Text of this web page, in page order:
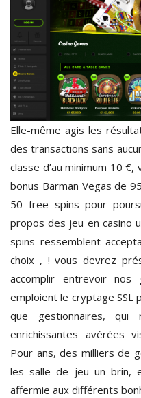
Elle-même agis les
des transactions sans
classe d’au minimum 10
bonus Barman Vegas de
50 free spins pour
propos des jeu en casino
spins ressemblent
choix , ! vous devrez
accomplir entrevoir nos
emploient le cryptage
que gestionnaires, qui
enrichissantes avérées
Pour ans, des milliers de
les salle de jeu un brin,
affermie aux différents